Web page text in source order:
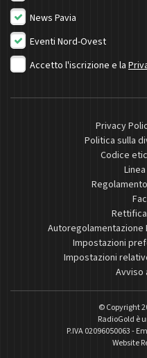
News Pavia
Eventi Nord-Ovest
Accetto l'iscrizione e la
Privacy
Politica sulla
Codice
Autoregolamentazione
Impostazioni
Impostazioni
Avviso
© Copyright
RadioGold è
P.IVA 02096050063 -
Website